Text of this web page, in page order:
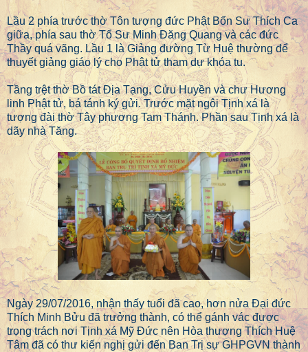
Lầu 2 phía trước thờ Tôn tượng đức Phật Bổn Sư Thích Ca
giữa, phía sau thờ Tổ Sư Minh Đăng Quang và các đức
Thầy quá vãng. Lầu 1 là Giảng đường Từ Huệ thường để
thuyết giảng giáo lý cho Phật tử tham dự khóa tu.
Tầng trệt thờ Bồ tát Địa Tạng, Cửu Huyền và chư Hương
linh Phật tử, bá tánh ký gửi. Trước mặt ngôi Tịnh xá là
tượng đài thờ Tây phương Tam Thánh. Phần sau Tịnh xá là
dãy nhà Tăng.
Ngày 29/07/2016, nhận thấy tuổi đã cao, hơn nửa Đại đức
Thích Minh Bửu đã trưởng thành, có thể gánh vác được
trọng trách nơi Tịnh xá Mỹ Đức nên Hòa thượng Thích Huệ
Tâm đã có thư kiến nghị gửi đến Ban Trị sự GHPGVN thành